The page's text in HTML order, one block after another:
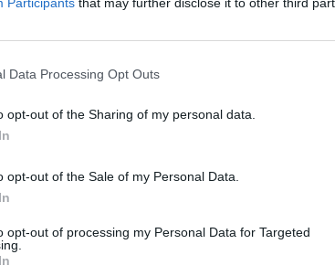
Data Processing Opt Outs
opt-out of the Sharing of my personal data.
opt-out of the Sale of my Personal Data.
opt-out of processing my Personal Data for Targeted
Διεξήχθη με επιτυχία η 6η
αθλοΠΑΙΔΕΙΑΣ –
21/04/2024 09:00
18 και την Παρασκευή 19 Απριλίου